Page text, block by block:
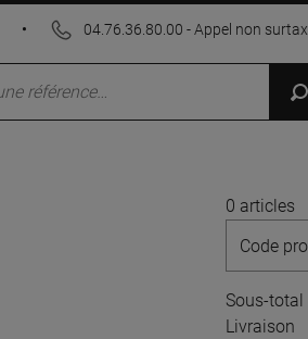
• 04.76.36.80.00 - Appel non
0 articles
Sous-total
Livraison